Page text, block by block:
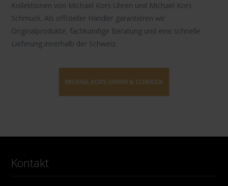
Kollektionen von Michael Kors Uhren und Michael Kors
Schmuck. Als offizieller Händler garantieren wir
Originalprodukte, fachkundige Beratung und eine schnelle
Lieferung innerhalb der Schweiz.
MICHAEL KORS UHREN & SCHMUCK
Kontakt